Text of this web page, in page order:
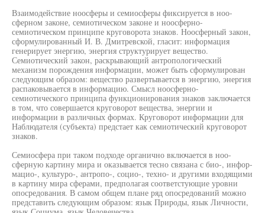
Взаимодействие ноосферы и семиосферы фиксируется в ноо-
сферном законе, семиотическом законе и ноосферно-
семиотическом принципе круговорота знаков. Ноосферный закон,
сформулированный И. В. Дмитревской, гласит: информация
генерирует энергию, энергия структурирует вещество.
Семиотический закон, раскрывающий антропологический
механизм порождения информации, может быть сформулирован
следующим образом: вещество развертывается в энергию, энергия
распаковывается в информацию. Смысл ноосферно-
семиотического принципа функционирования знаков заключается
в том, что совершается круговорот вещества, энергии и
информации в различных формах. Круговорот информации для
Наблюдателя (субъекта) предстает как семиотический круговорот
знаков.
Семиосфера при таком подходе органично включается в ноо-
сферную картину мира и оказывается тесно связана с био-, инфор-
мацио-, культуро-, антропо-, социо-, техно- и другими входящими
в картину мира сферами, предполагая соответстующие уровни
опосредования. В самом общем плане ряд опосредований можно
представить следующим образом: язык Природы, язык Личности,